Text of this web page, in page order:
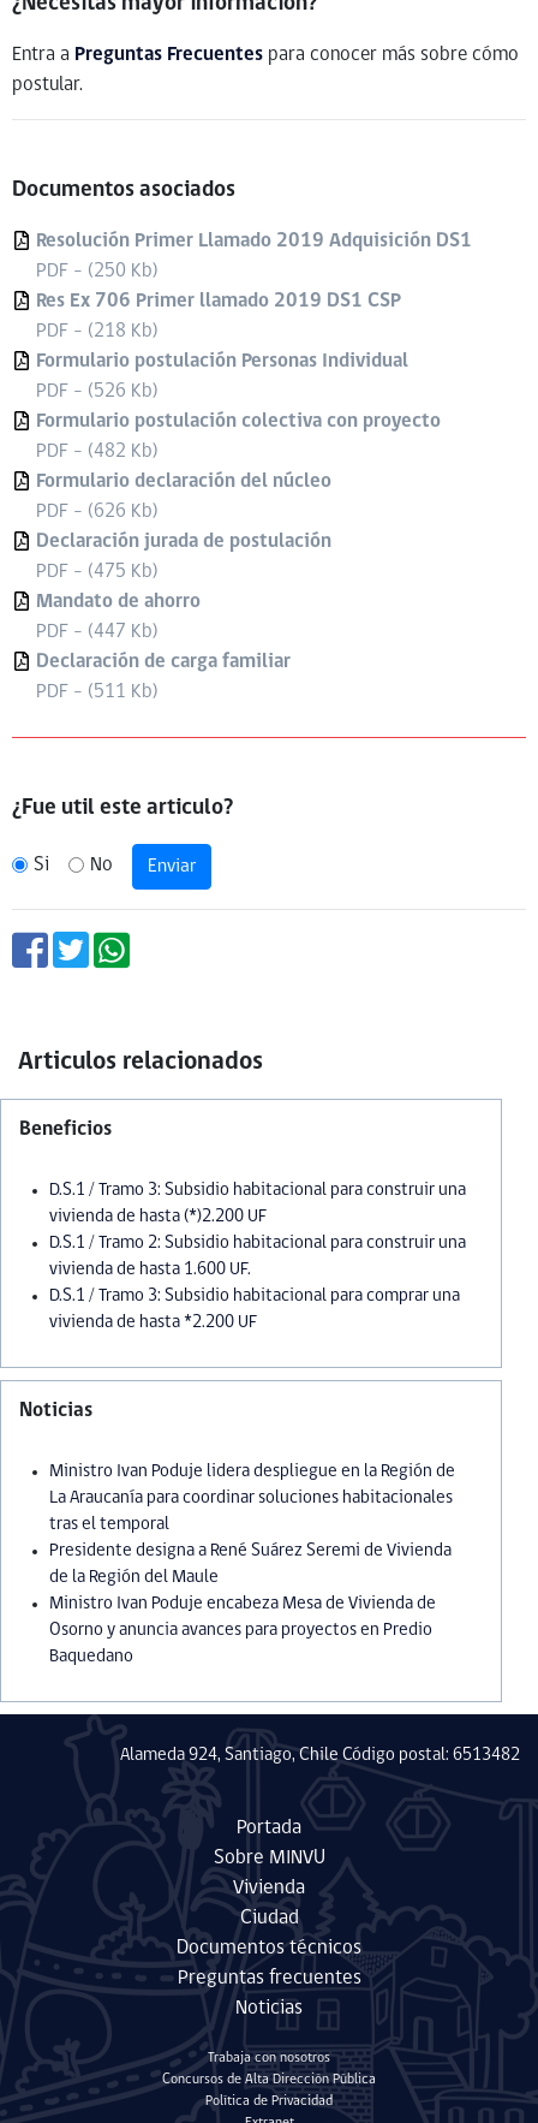
¿Necesitas mayor información?
Entra a Preguntas Frecuentes para conocer más sobre cómo
postular.
Documentos asociados
Resolución Primer Llamado 2019 Adquisición DS1
PDF - (250 Kb)
Res Ex 706 Primer llamado 2019 DS1 CSP
PDF - (218 Kb)
Formulario postulación Personas Individual
PDF - (526 Kb)
Formulario postulación colectiva con proyecto
PDF - (482 Kb)
Formulario declaración del núcleo
PDF - (626 Kb)
Declaración jurada de postulación
PDF - (475 Kb)
Mandato de ahorro
PDF - (447 Kb)
Declaración de carga familiar
PDF - (511 Kb)
¿Fue util este articulo?
Si No Enviar
Articulos relacionados
Beneficios
D.S.1 / Tramo 3: Subsidio habitacional para construir una
vivienda de hasta (*)2.200 UF
D.S.1 / Tramo 2: Subsidio habitacional para construir una
vivienda de hasta 1.600 UF.
D.S.1 / Tramo 3: Subsidio habitacional para comprar una
vivienda de hasta *2.200 UF
Noticias
Ministro Ivan Poduje lidera despliegue en la Región de
La Araucanía para coordinar soluciones habitacionales
tras el temporal
Presidente designa a René Suárez Seremi de Vivienda
de la Región del Maule
Ministro Ivan Poduje encabeza Mesa de Vivienda de
Osorno y anuncia avances para proyectos en Predio
Baquedano
Alameda 924, Santiago, Chile Código postal: 6513482
Portada
Sobre MINVU
Vivienda
Ciudad
Documentos técnicos
Preguntas frecuentes
Noticias
Trabaja con nosotros
Concursos de Alta Dirección Pública
Política de Privacidad